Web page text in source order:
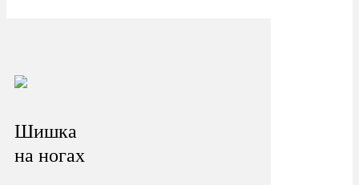
Шишка
на ногах